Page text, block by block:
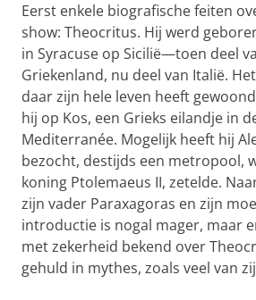
Eerst enkele biografische feiten
show: Theocritus. Hij werd
in Syracuse op Sicilië—toen deel
Griekenland, nu deel van Italië.
daar zijn hele leven heeft
hij op Kos, een Grieks eilandje in
Mediterranée. Mogelijk heeft hij
bezocht, destijds een metropool,
koning Ptolemaeus II, zetelde.
zijn vader Paraxagoras en zijn
introductie is nogal mager, maar
met zekerheid bekend over
gehuld in mythes, zoals veel van